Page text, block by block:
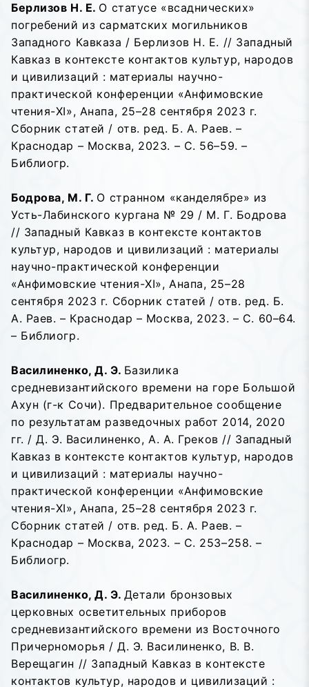
Берлизов Н. Е. О статусе «всаднических»
погребений из сарматских могильников
Западного Кавказа / Берлизов Н. Е. // Западный
Кавказ в контексте контактов культур, народов
и цивилизаций : материалы научно-
практической конференции «Анфимовские
чтения-XI», Анапа, 25–28 сентября 2023 г.
Сборник статей / отв. ред. Б. А. Раев. –
Краснодар – Москва, 2023. – С. 56–59. –
Библиогр.
Бодрова, М. Г. О странном «канделябре» из
Усть-Лабинского кургана № 29 / М. Г. Бодрова
// Западный Кавказ в контексте контактов
культур, народов и цивилизаций : материалы
научно-практической конференции
«Анфимовские чтения-XI», Анапа, 25–28
сентября 2023 г. Сборник статей / отв. ред. Б.
А. Раев. – Краснодар – Москва, 2023. – С. 60–64.
– Библиогр.
Василиненко, Д. Э. Базилика
средневизантийского времени на горе Большой
Ахун (г-к Сочи). Предварительное сообщение
по результатам разведочных работ 2014, 2020
гг. / Д. Э. Василиненко, А. А. Греков // Западный
Кавказ в контексте контактов культур, народов
и цивилизаций : материалы научно-
практической конференции «Анфимовские
чтения-XI», Анапа, 25–28 сентября 2023 г.
Сборник статей / отв. ред. Б. А. Раев. –
Краснодар – Москва, 2023. – С. 253–258. –
Библиогр.
Василиненко, Д. Э. Детали бронзовых
церковных осветительных приборов
средневизантийского времени из Восточного
Причерноморья / Д. Э. Василиненко, В. В.
Верещагин // Западный Кавказ в контексте
контактов культур, народов и цивилизаций :